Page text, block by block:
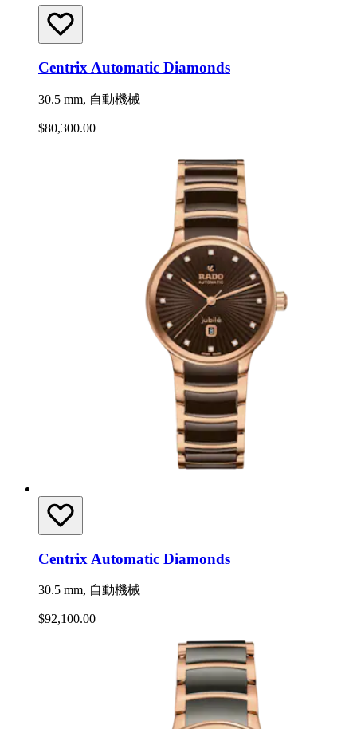
Centrix Automatic Diamonds
30.5 mm, 自動機械
$80,300.00
Centrix Automatic Diamonds
30.5 mm, 自動機械
$92,100.00